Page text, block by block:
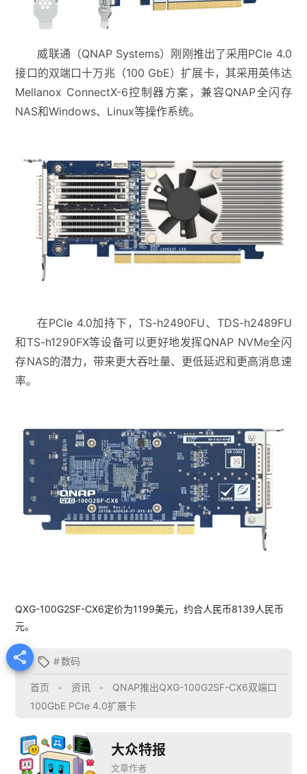
威联通（QNAP Systems）刚刚推出了采用PCIe 4.0
接口的双端口十万兆（100 GbE）扩展卡，其采用英伟达
Mellanox ConnectX-6控制器方案，兼容QNAP全闪存
NAS和Windows、Linux等操作系统。
在PCIe 4.0加持下，TS-h2490FU、TDS-h2489FU
和TS-h1290FX等设备可以更好地发挥QNAP NVMe全闪
存NAS的潜力，带来更大吞吐量、更低延迟和更高消息速
率。
QXG-100G2SF-CX6定价为1199美元，约合人民币8139人民币
元。
  #数码
首页 • 资讯 •
QNAP推出QXG-100G2SF-CX6双端口
100GbE PCIe 4.0扩展卡
大众特报
文章作者